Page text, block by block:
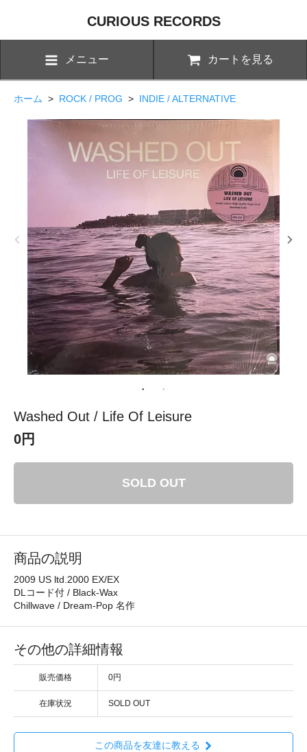
CURIOUS RECORDS
メニュー カートを見る
ホーム > ROCK / PROG > INDIE / ALTERNATIVE
Washed Out / Life Of Leisure
0円
SOLD OUT
商品の説明
2009 US ltd.2000 EX/EX
DLコード付 / Black-Wax
Chillwave / Dream-Pop 名作
その他の詳細情報
販売価格 0円
在庫状況 SOLD OUT
この商品を友達に教える